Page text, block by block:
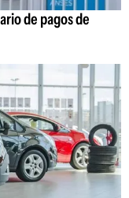
de pagos de